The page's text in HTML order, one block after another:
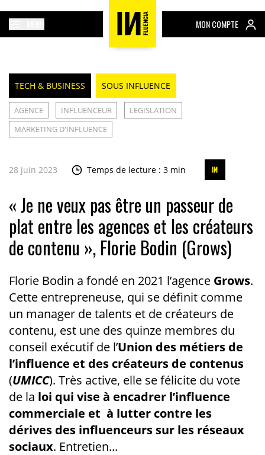
MON COMPTE
TECH & BUSINESS SOUS INFLUENCE
AGENCE INFLUENCEUR
LEGISLATION
MARKETING D'INFLUENCE
28 juin 2023 Temps de lecture : 3 min
« Je ne veux pas être un passeur de
plat entre les agences et les créateurs
de contenu », Florie Bodin (Grows)
Florie Bodin a fondé en 2021 l’agence Grows.
Cette entrepreneuse, qui se définit comme
un manager de talents et de créateurs de
contenu, est une des quinze membres du
conseil exécutif de l’Union des métiers de
l’influence et des créateurs de contenus
(UMICC). Très active, elle se félicite du vote
de la loi qui vise à encadrer l’influence
commerciale et à lutter contre les
dérives des influenceurs sur les réseaux
sociaux. Entretien...